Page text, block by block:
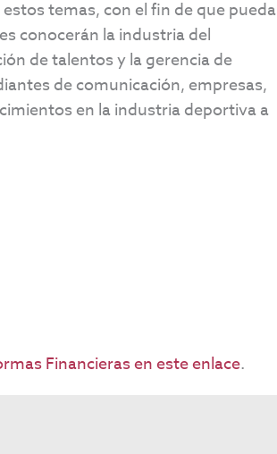
temas, con el fin de que
conocerán la industria del
de talentos y la gerencia de
de comunicación, empresas,
en la industria deportiva a
Financieras en este enlace.